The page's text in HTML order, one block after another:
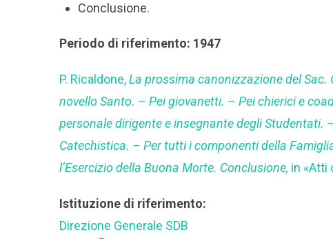
Conclusione.
Periodo di riferimento: 1947
P. Ricaldone,La prossima canonizzazione del
novello Santo. – Pei giovanetti. – Pei chierici e
personale dirigente e insegnante degli Studentati.
Catechistica. – Per tutti i componenti della
l’Esercizio della Buona Morte. Conclusione, in «Atti
Istituzione di riferimento:
Direzione Generale SDB